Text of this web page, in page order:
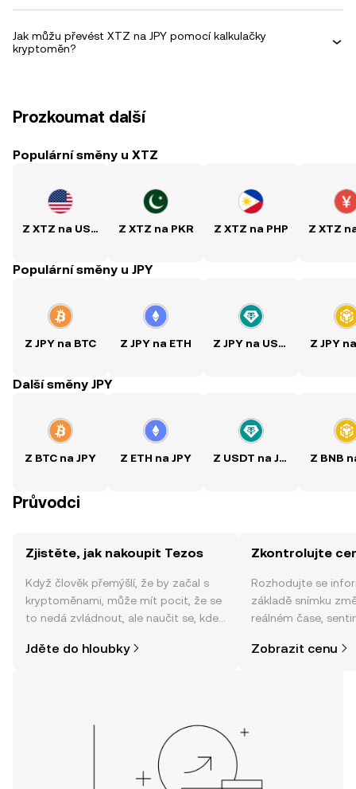
Jak můžu převést XTZ na JPY pomocí kalkulačky
kryptoměn?
Prozkoumat další
Populární směny u XTZ
Z XTZ na USD Z XTZ na PKR Z XTZ na PHP Z XTZ
Populární směny u JPY
Z JPY na BTC Z JPY na ETH Z JPY na USDT Z JPY
Další směny JPY
Z BTC na JPY Z ETH na JPY Z USDT na JPY Z BNB
Průvodci
Zjistěte, jak nakoupit Tezos
Když člověk přemýšlí, že by začal s
kryptoměnami, může mít pocit, že se
to nedá zvládnout, ale naučit se, kde
jednodušší, než si myslíte. Odstartujte
Jděte do hloubky
Zkontrolujte
Rozhodujte se
základě snímku
reálném čase,
Zobrazit cenu